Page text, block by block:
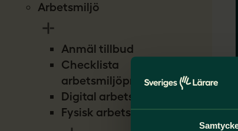
Arbetsmiljö
Anmäl tillbud
Checklista
arbetsmiljöproblem
Digital arbetsmiljö
Fysisk arbetsmiljö